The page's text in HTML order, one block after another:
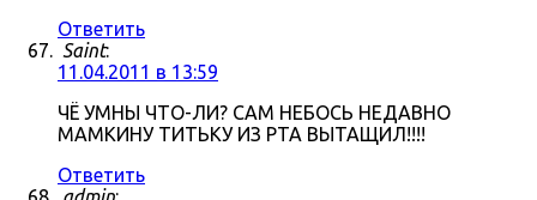
Ответить
Saint:
11.04.2011 в 13:59
ЧЁ УМНЫ ЧТО-ЛИ? САМ НЕБОСЬ НЕДАВНО
МАМКИНУ ТИТЬКУ ИЗ РТА ВЫТАЩИЛ!!!!
Ответить